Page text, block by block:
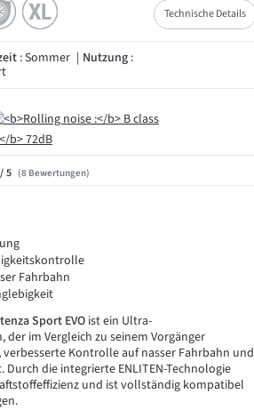
Technische Details
: Sommer Nutzung:
/ 8 Bewertungen
Fahrbahn
Sport EVOist ein Ultra-
der im Vergleich zu seinem Vorgänger
Kontrolle auf nasser Fahrbahn und
die integrierte ENLITEN-Technologie
und ist vollständig kompatibel